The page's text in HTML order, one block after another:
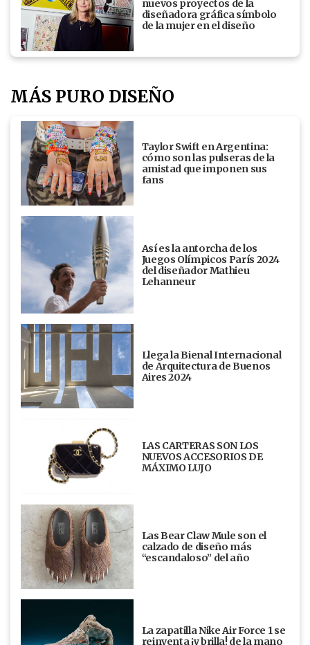
nuevos proyectos de la
diseñadora gráfica símbolo
de la mujer en el diseño
MÁS PURO DISEÑO
Taylor Swift en Argentina:
cómo son las pulseras de la
amistad que imponen sus
fans
Así es la antorcha de los
Juegos Olímpicos París 2024
del diseñador Mathieu
Lehanneur
Llega la Bienal Internacional
de Arquitectura de Buenos
Aires 2024
LAS CARTERAS SON LOS
NUEVOS ACCESORIOS DE
MÁXIMO LUJO
Las Bear Claw Mule son el
calzado de diseño más
“escandaloso” del año
La zapatilla Nike Air Force 1 se
reinventa ¡y brilla! de la mano